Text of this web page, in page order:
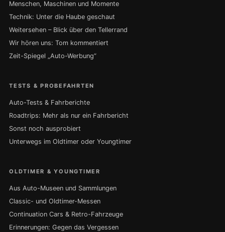
Menschen, Maschinen und Momente
Technik: Unter die Haube geschaut
Weitersehen – Blick über den Tellerrand
Wir hören uns: Tom kommentiert
Zeit-Spiegel „Auto-Werbung“
TESTS & PROBEFAHRTEN
Auto-Tests & Fahrberichte
Roadtrips: Mehr als nur ein Fahrbericht
Sonst noch ausprobiert
Unterwegs im Oldtimer oder Youngtimer
OLDTIMER & YOUNGTIMER
Aus Auto-Museen und Sammlungen
Classic- und Oldtimer-Messen
Continuation Cars & Retro-Fahrzeuge
Erinnerungen: Gegen das Vergessen